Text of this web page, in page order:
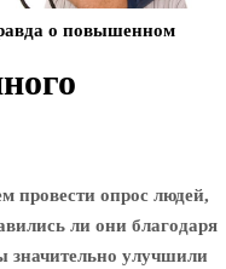
о повышенном
провести опрос людей,
ли они благодаря
значительно улучшили